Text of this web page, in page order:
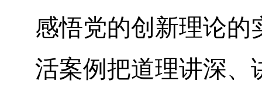
感悟党的创新理论的
活案例把道理讲深、